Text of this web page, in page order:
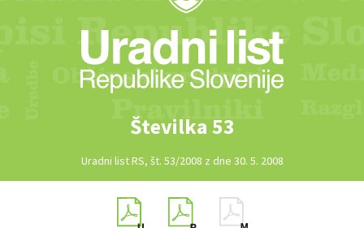
Številka 53
Uradni list RS, št. 53/2008 z dne 30. 5. 2008